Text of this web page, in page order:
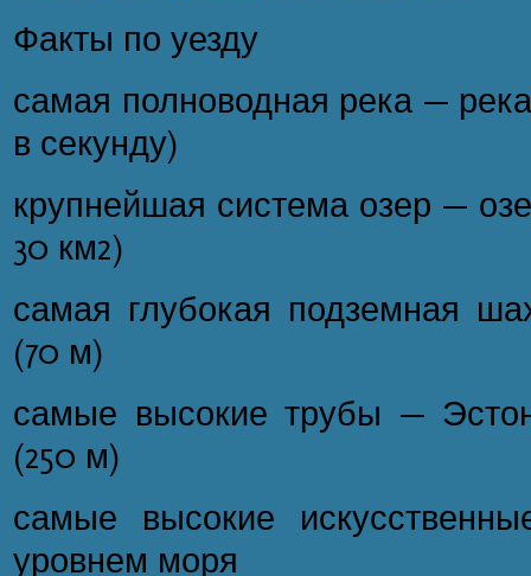
Факты по уезду
самая полноводная река —
в секунду)
крупнейшая система озер —
30 км2)
самая глубокая подземная
(70 м)
самые высокие трубы —
(250 м)
самые высокие
уровнем моря